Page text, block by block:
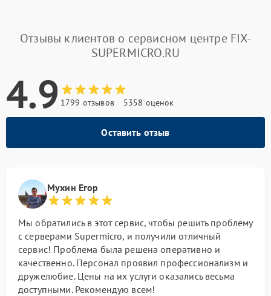
Отзывы клиентов о сервисном центре FIX-
SUPERMICRO.RU
4.9 1799 отзывов 5358 оценок
Оставить отзыв
Мухин Егор
Мы обратились в этот сервис, чтобы решить проблему
с серверами Supermicro, и получили отличный
сервис! Проблема была решена оперативно и
качественно. Персонал проявил профессионализм и
дружелюбие. Цены на их услуги оказались весьма
доступными. Рекомендую всем!